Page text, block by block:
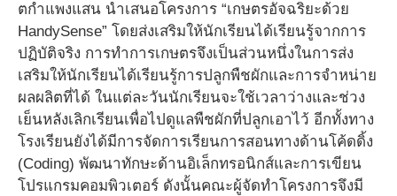
ตกําแพงแสน นำเสนอโครงการ “เกษตรอัจฉริยะด้วย
HandySense” โดยส่งเสริมให้นักเรียนได้เรียนรู้จากการ
ปฏิบัติจริง การทำการเกษตรจึงเป็นส่วนหนึ่งในการส่ง
เสริมให้นักเรียนได้เรียนรู้การปลูกพืชผักและการจำหน่าย
ผลผลิตที่ได้ ในแต่ละวันนักเรียนจะใช้เวลาว่างและช่วง
เย็นหลังเลิกเรียนเพื่อไปดูแลพืชผักที่ปลูกเอาไว้ อีกทั้งทาง
โรงเรียนยังได้มีการจัดการเรียนการสอนทางด้านโค้ดดิ้ง
(Coding) พัฒนาทักษะด้านอิเล็กทรอนิกส์และการเขียน
โปรแกรมคอมพิวเตอร์ ดังนั้นคณะผู้จัดทำโครงการจึงมี